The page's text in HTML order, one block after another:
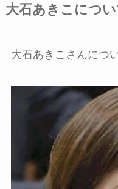
大石あきこについ
大石あきこさんにつ